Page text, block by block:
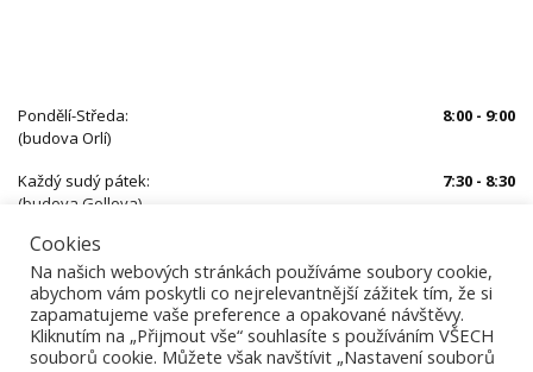
Pondělí-Středa:
8:00 - 9:00
(budova Orlí)
Každý sudý pátek:
7:30 - 8:30
(budova Gollova)
Mimo uvedený čas je nutné se předem objednat
Cookies
Na našich webových stránkách používáme soubory cookie,
abychom vám poskytli co nejrelevantnější zážitek tím, že si
zapamatujeme vaše preference a opakované návštěvy.
Kliknutím na „Přijmout vše“ souhlasíte s používáním VŠECH
souborů cookie. Můžete však navštívit „Nastavení souborů